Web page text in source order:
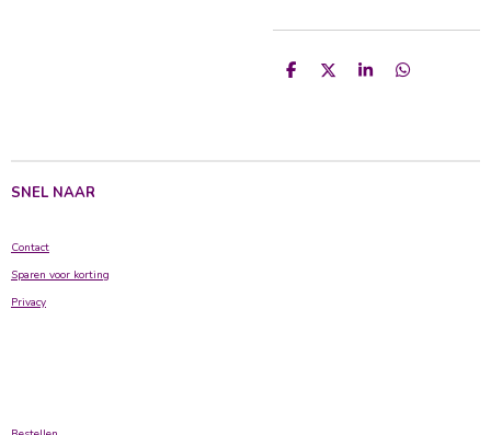
D
D
S
D
SNEL NAAR
Contact
Sparen voor korting
Privacy